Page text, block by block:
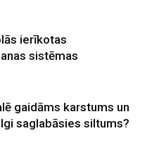
ierīkotas
sistēmas
gaidāms karstums un
saglabāsies siltums?